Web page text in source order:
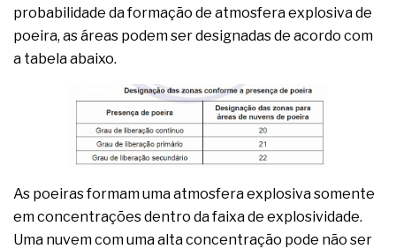
probabilidade da formação de atmosfera explosiva de
poeira, as áreas podem ser designadas de acordo com
a tabela abaixo.
As poeiras formam uma atmosfera explosiva somente
em concentrações dentro da faixa de explosividade.
Uma nuvem com uma alta concentração pode não ser